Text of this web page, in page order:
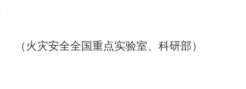
（火灾安全全国重点实验室、科研部）